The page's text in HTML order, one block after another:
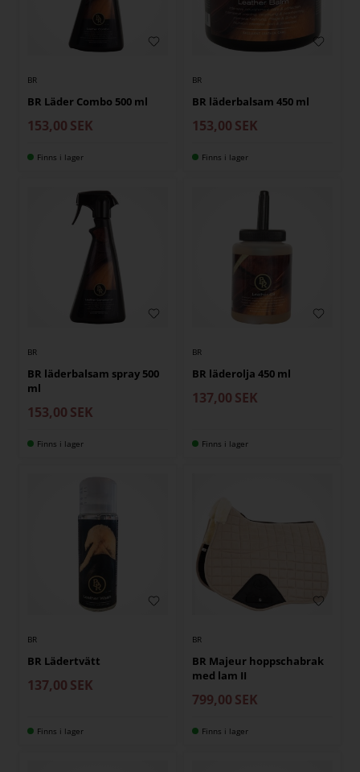
BR
BR Läder Combo 500 ml
153,00 SEK
Finns i lager
BR
BR läderbalsam 450 ml
153,00 SEK
Finns i lager
BR
BR läderbalsam spray 500
ml
153,00 SEK
Finns i lager
BR
BR läderolja 450 ml
137,00 SEK
Finns i lager
BR
BR Lädertvätt
137,00 SEK
Finns i lager
BR
BR Majeur hoppschabrak
med lam II
799,00 SEK
Finns i lager